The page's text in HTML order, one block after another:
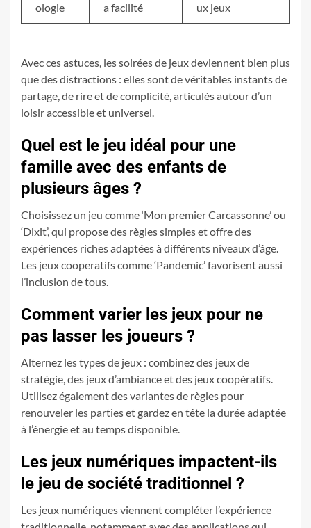
ologie
a facilité
ux jeux
Avec ces astuces, les soirées de jeux deviennent bien plus
que des distractions : elles sont de véritables instants de
partage, de rire et de complicité, articulés autour d’un
loisir accessible et universel.
Quel est le jeu idéal pour une
famille avec des enfants de
plusieurs âges ?
Choisissez un jeu comme ‘Mon premier Carcassonne’ ou
‘Dixit’, qui propose des règles simples et offre des
expériences riches adaptées à différents niveaux d’âge.
Les jeux cooperatifs comme ‘Pandemic’ favorisent aussi
l’inclusion de tous.
Comment varier les jeux pour ne
pas lasser les joueurs ?
Alternez les types de jeux : combinez des jeux de
stratégie, des jeux d’ambiance et des jeux coopératifs.
Utilisez également des variantes de règles pour
renouveler les parties et gardez en tête la durée adaptée
à l’énergie et au temps disponible.
Les jeux numériques impactent-ils
le jeu de société traditionnel ?
Les jeux numériques viennent compléter l’expérience